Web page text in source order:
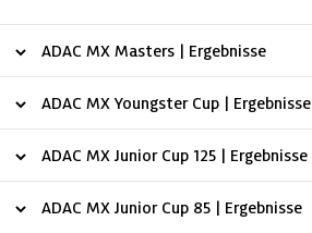
ADAC MX Masters | Ergebnisse
ADAC MX Youngster Cup | Ergebnisse
ADAC MX Junior Cup 125 | Ergebnisse
ADAC MX Junior Cup 85 | Ergebnisse